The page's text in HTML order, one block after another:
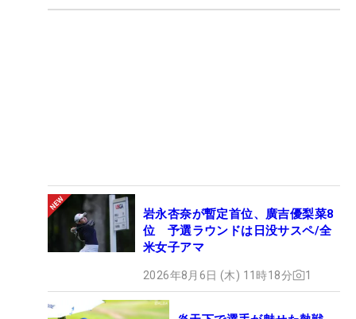
岩永杏奈が暫定首位、廣吉優梨菜8
位 予選ラウンドは日没サスペ/全
米女子アマ
2026年8月6日 (木) 11時18分 1